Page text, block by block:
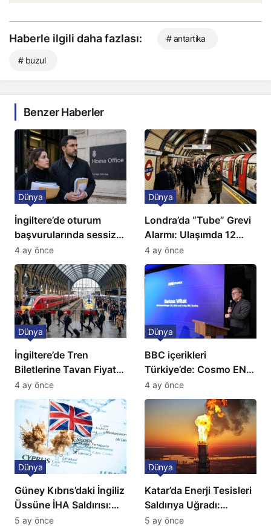
Haberle ilgili daha fazlası: # antartika
# buzul
Benzer Haberler
İngiltere’de oturum
başvurularında sessiz
kriz: Büyükelçilikten
açıklama!
Dünya
4 ay önce
Londra’da “Tube” Grevi
Alarmı: Ulaşımda 12
Günlük Kaos Kapıda
Dünya
4 ay önce
İngiltere’de Tren
Biletlerine Tavan Fiyat:
Ulaşımda Yeni
Düzenleme
Dünya
4 ay önce
BBC içerikleri
Türkiye’de: Cosmo EN
ve BBC Player yayında
Dünya
4 ay önce
Güney Kıbrıs’daki İngiliz
Üssüne İHA Saldırısı:
Patlama, Sirenler ve
Dünya
5 ay önce
Katar’da Enerji Tesisleri
Saldırıya Uğradı:
Avrupa’da Doğalgaz
Dünya
5 ay önce